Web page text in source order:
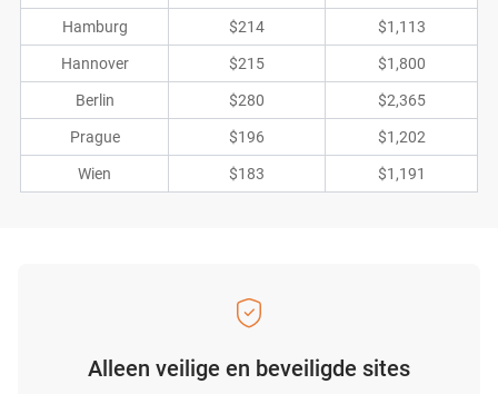
Hamburg $214 $1,113
Hannover $215 $1,800
Berlin $280 $2,365
Prague $196 $1,202
Wien $183 $1,191
Alleen veilige en beveiligde sites